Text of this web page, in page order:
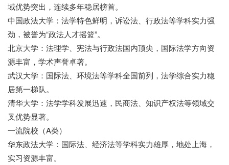
域优势突出，连续多年稳居榜首。
中国政法大学：法学特色鲜明，诉讼法、行政法等学科实力强
劲，被誉为“政法人才摇篮”。
北京大学：法理学、宪法与行政法国内顶尖，国际法学方向资
源丰富，学术声誉卓著。
武汉大学：国际法、环境法等学科全国前列，法学综合实力稳
居第一梯队。
清华大学：法学学科发展迅速，民商法、知识产权法等领域交
叉优势显著。
一流院校（A类）
华东政法大学：国际法、经济法等学科实力雄厚，地处上海，
实习资源丰富。